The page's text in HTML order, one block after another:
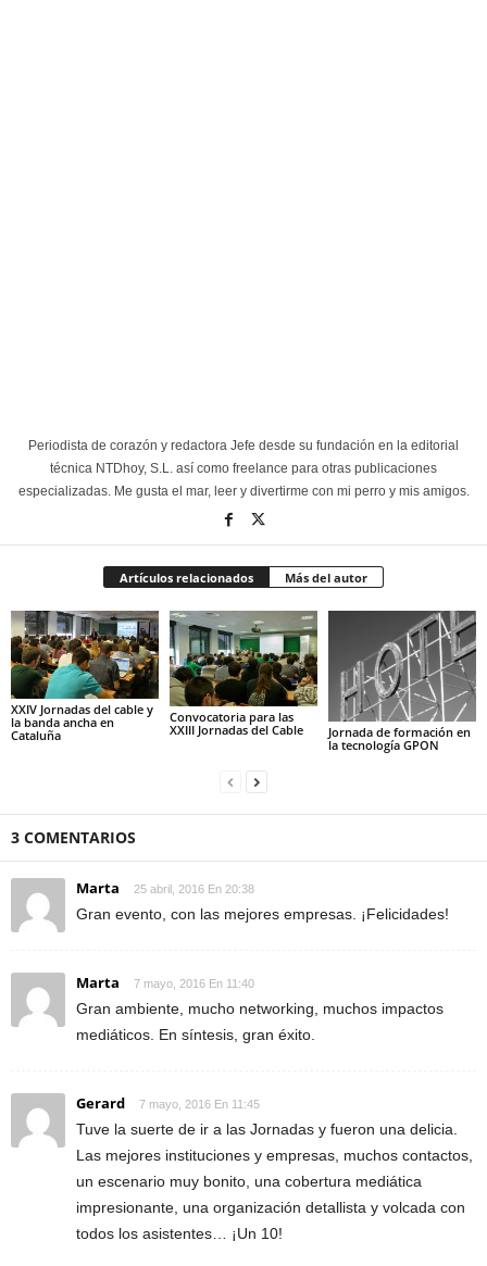
Periodista de corazón y redactora Jefe desde su fundación en la editorial
técnica NTDhoy, S.L. así como freelance para otras publicaciones
especializadas. Me gusta el mar, leer y divertirme con mi perro y mis amigos.
Artículos relacionados Más del autor
XXIV Jornadas del cable y
la banda ancha en
Cataluña
Convocatoria para las
XXIII Jornadas del Cable
Jornada de formación en
la tecnología GPON
3 COMENTARIOS
Marta 25 abril, 2016 En 20:38
Gran evento, con las mejores empresas. ¡Felicidades!
Marta 7 mayo, 2016 En 11:40
Gran ambiente, mucho networking, muchos impactos
mediáticos. En síntesis, gran éxito.
Gerard 7 mayo, 2016 En 11:45
Tuve la suerte de ir a las Jornadas y fueron una delicia.
Las mejores instituciones y empresas, muchos contactos,
un escenario muy bonito, una cobertura mediática
impresionante, una organización detallista y volcada con
todos los asistentes… ¡Un 10!